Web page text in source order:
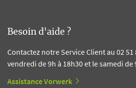
Besoin d'aide ?
Contactez notre Service Client au 02
vendredi de 9h à 18h30 et le samedi de
Assistance Vorwerk